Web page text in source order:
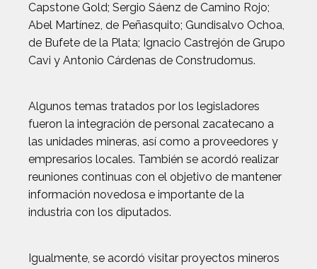
Capstone Gold; Sergio Sáenz de Camino Rojo;
Abel Martínez, de Peñasquito; Gundisalvo Ochoa,
de Bufete de la Plata; Ignacio Castrejón de Grupo
Cavi y Antonio Cárdenas de Construdomus.
Algunos temas tratados por los legisladores
fueron la integración de personal zacatecano a
las unidades mineras, así como a proveedores y
empresarios locales. También se acordó realizar
reuniones continuas con el objetivo de mantener
información novedosa e importante de la
industria con los diputados.
Igualmente, se acordó visitar proyectos mineros